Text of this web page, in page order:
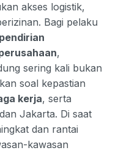
akses logistik,
Bagi pelaku
pendirian
,
sering kali bukan
soal kepastian
kerja, serta
Jakarta. Di saat
dan rantai
kawasan